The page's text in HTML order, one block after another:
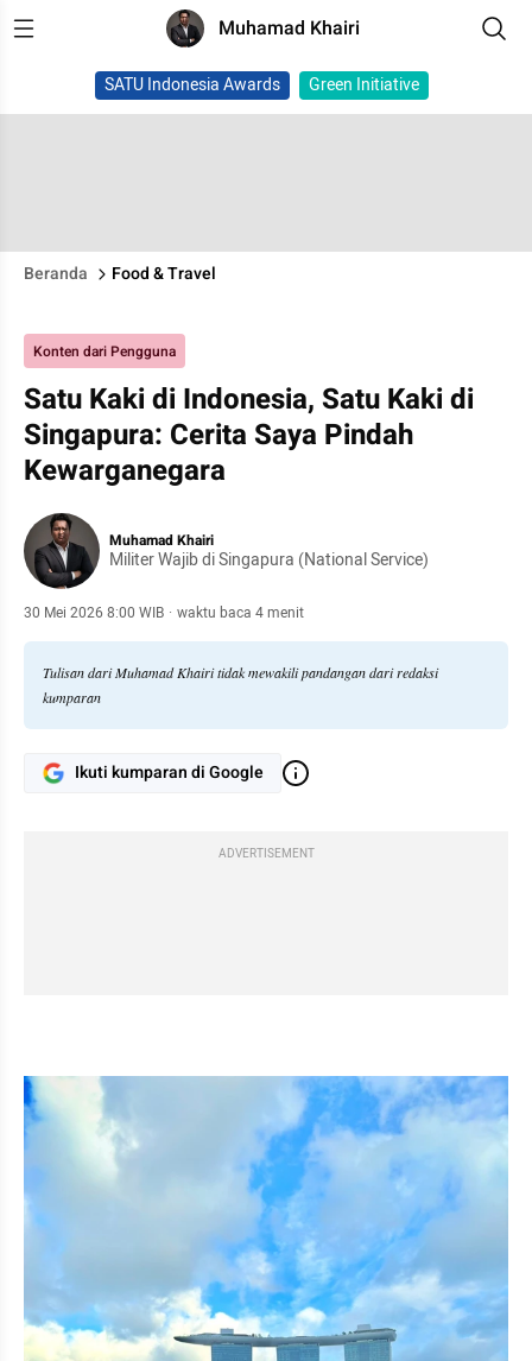
Muhamad Khairi
SATU Indonesia Awards Green Initiative
Beranda Food & Travel
Konten dari Pengguna
Satu Kaki di Indonesia, Satu Kaki di
Singapura: Cerita Saya Pindah
Kewarganegara
Muhamad Khairi
Militer Wajib di Singapura (National Service)
30 Mei 2026 8:00 WIB · waktu baca 4 menit
Tulisan dari Muhamad Khairi tidak mewakili pandangan dari redaksi
kumparan
Ikuti kumparan di Google
ADVERTISEMENT